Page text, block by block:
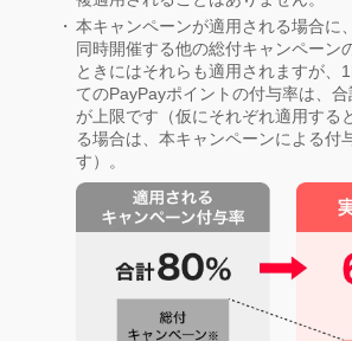
本キャンペーンが適用される場合に
同時開催する他の総付キャンペーン
ときにはそれらも適用されますが、
てのPayPayポイントの付与率は、
が上限です（仮にそれぞれ適用する
る場合は、本キャンペーンによる付
す）。